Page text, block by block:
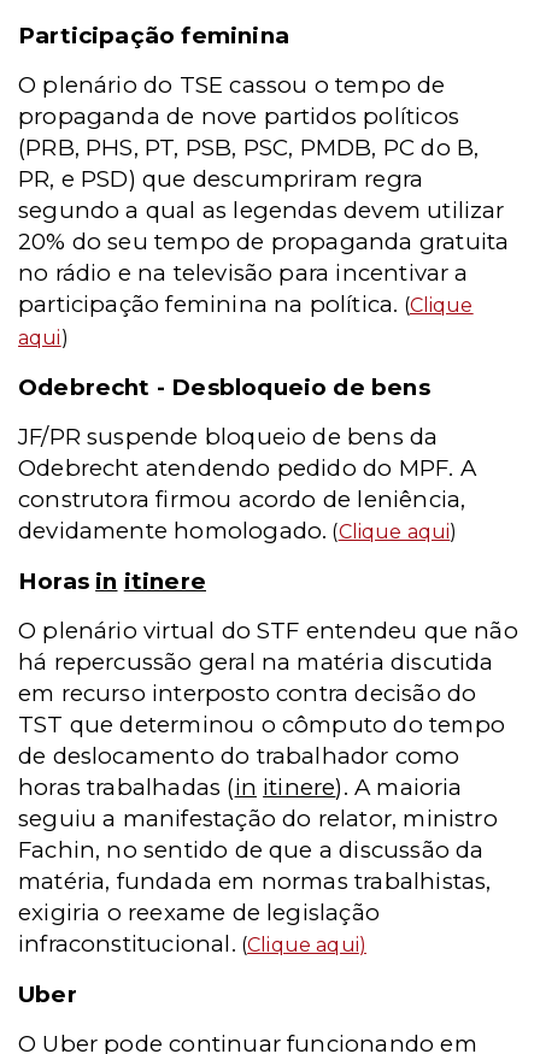
Participação feminina
O plenário do TSE cassou o tempo de
propaganda de nove partidos políticos
(PRB, PHS, PT, PSB, PSC, PMDB, PC do B,
PR, e PSD) que descumpriram regra
segundo a qual as legendas devem utilizar
20% do seu tempo de propaganda gratuita
no rádio e na televisão para incentivar a
participação feminina na política. (Clique
aqui)
Odebrecht - Desbloqueio de bens
JF/PR suspende bloqueio de bens da
Odebrecht atendendo pedido do MPF. A
construtora firmou acordo de leniência,
devidamente homologado. (Clique aqui)
Horas in itinere
O plenário virtual do STF entendeu que não
há repercussão geral na matéria discutida
em recurso interposto contra decisão do
TST que determinou o cômputo do tempo
de deslocamento do trabalhador como
horas trabalhadas (in itinere). A maioria
seguiu a manifestação do relator, ministro
Fachin, no sentido de que a discussão da
matéria, fundada em normas trabalhistas,
exigiria o reexame de legislação
infraconstitucional. (Clique aqui)
Uber
O Uber pode continuar funcionando em